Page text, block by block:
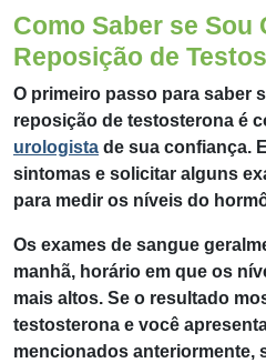
Como Saber se Sou
Reposição de
O primeiro passo para saber
reposição de testosterona é
urologista de sua confiança.
sintomas e solicitar alguns
para medir os níveis do
Os exames de sangue
manhã, horário em que os
mais altos. Se o resultado
testosterona e você
mencionados anteriormente,